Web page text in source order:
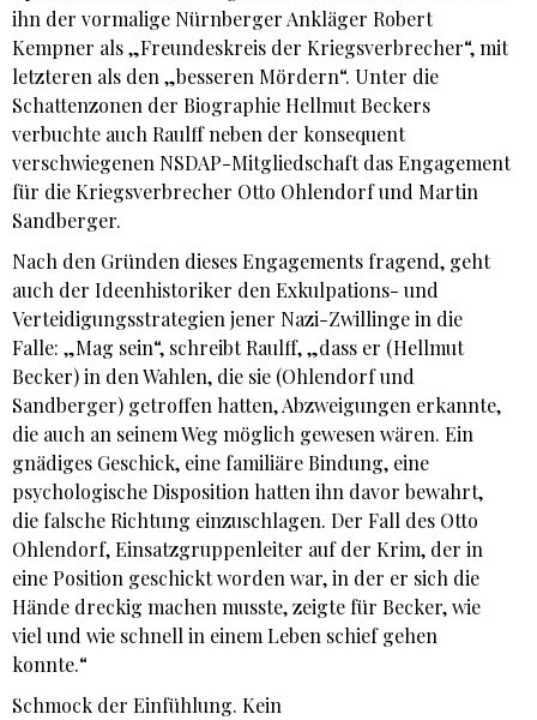
ihn der vormalige Nürnberger Ankläger Robert
Kempner als „Freundeskreis der Kriegsverbrecher“, mit
letzteren als den „besseren Mördern“. Unter die
Schattenzonen der Biographie Hellmut Beckers
verbuchte auch Raulff neben der konsequent
verschwiegenen NSDAP-Mitgliedschaft das Engagement
für die Kriegsverbrecher Otto Ohlendorf und Martin
Sandberger.
Nach den Gründen dieses Engagements fragend, geht
auch der Ideenhistoriker den Exkulpations- und
Verteidigungsstrategien jener Nazi-Zwillinge in die
Falle: „Mag sein“, schreibt Raulff, „dass er (Hellmut
Becker) in den Wahlen, die sie (Ohlendorf und
Sandberger) getroffen hatten, Abzweigungen erkannte,
die auch an seinem Weg möglich gewesen wären. Ein
gnädiges Geschick, eine familiäre Bindung, eine
psychologische Disposition hatten ihn davor bewahrt,
die falsche Richtung einzuschlagen. Der Fall des Otto
Ohlendorf, Einsatzgruppenleiter auf der Krim, der in
eine Position geschickt worden war, in der er sich die
Hände dreckig machen musste, zeigte für Becker, wie
viel und wie schnell in einem Leben schief gehen
konnte.“
Schmock der Einfühlung. Kein